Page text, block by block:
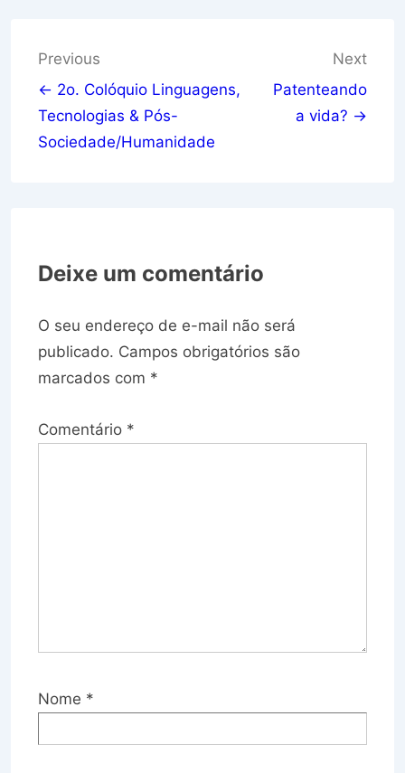
Navegação
de
Post
Previous
← 2o. Colóquio Linguagens,
Tecnologias & Pós-
Sociedade/Humanidade
Next
Patenteando
a vida? →
Deixe um comentário
O seu endereço de e-mail não será
publicado. Campos obrigatórios são
marcados com *
Comentário *
Nome *